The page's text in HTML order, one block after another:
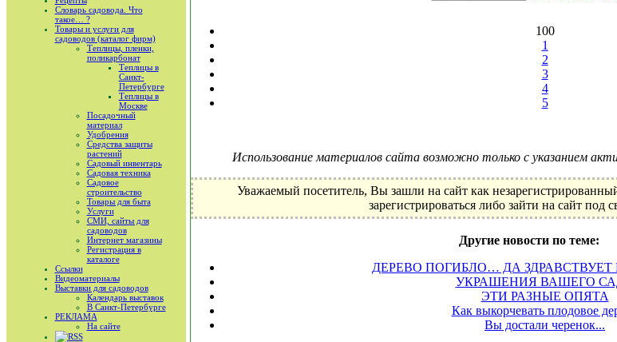
Словарь садовода. Что
такое… ?
Товары и услуги для
садоводов (каталог фирм)
Теплицы, пленки,
поликарбонат
Теплицы в
Санкт-
Петербурге
Теплицы в
Москве
Посадочный
материал
Удобрения
Средства защиты
растений
Садовый инвентарь
Садовая техника
Садовое
строительство
Товары для быта
Услуги
СМИ, сайты для
садоводов
Интернет магазины
Регистрация в
каталоге
Ссылки
Видеоматериалы
Выставки для садоводов
Календарь выставок
В Санкт-Петербурге
РЕКЛАМА
На сайте
RSS
100
1
2
3
4
5
Использование материалов сайта возможно только с указанием
Уважаемый посетитель, Вы зашли на сайт как
зарегистрироваться либо зайти на сайт под
Другие новости по теме:
ДЕРЕВО ПОГИБЛО… ДА ЗДРАВСТВУЕТ
УКРАШЕНИЯ ВАШЕГО
ЭТИ РАЗНЫЕ ОПЯТА
Как выкорчевать плодовое
Вы достали черенок...